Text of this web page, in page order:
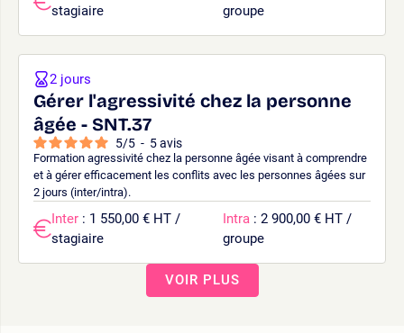
stagiaire
groupe
Gérer l'agressivité chez la personne
âgée - SNT.37
5/5 - 5avis
Formation agressivité chez la personne âgée visant à comprendre
et à gérer efficacement les conflits avec les personnes âgées sur
2 jours (inter/intra).
2 jours
Inter : 1 550,00 € HT /
stagiaire
Intra : 2 900,00 € HT /
groupe
VOIR PLUS